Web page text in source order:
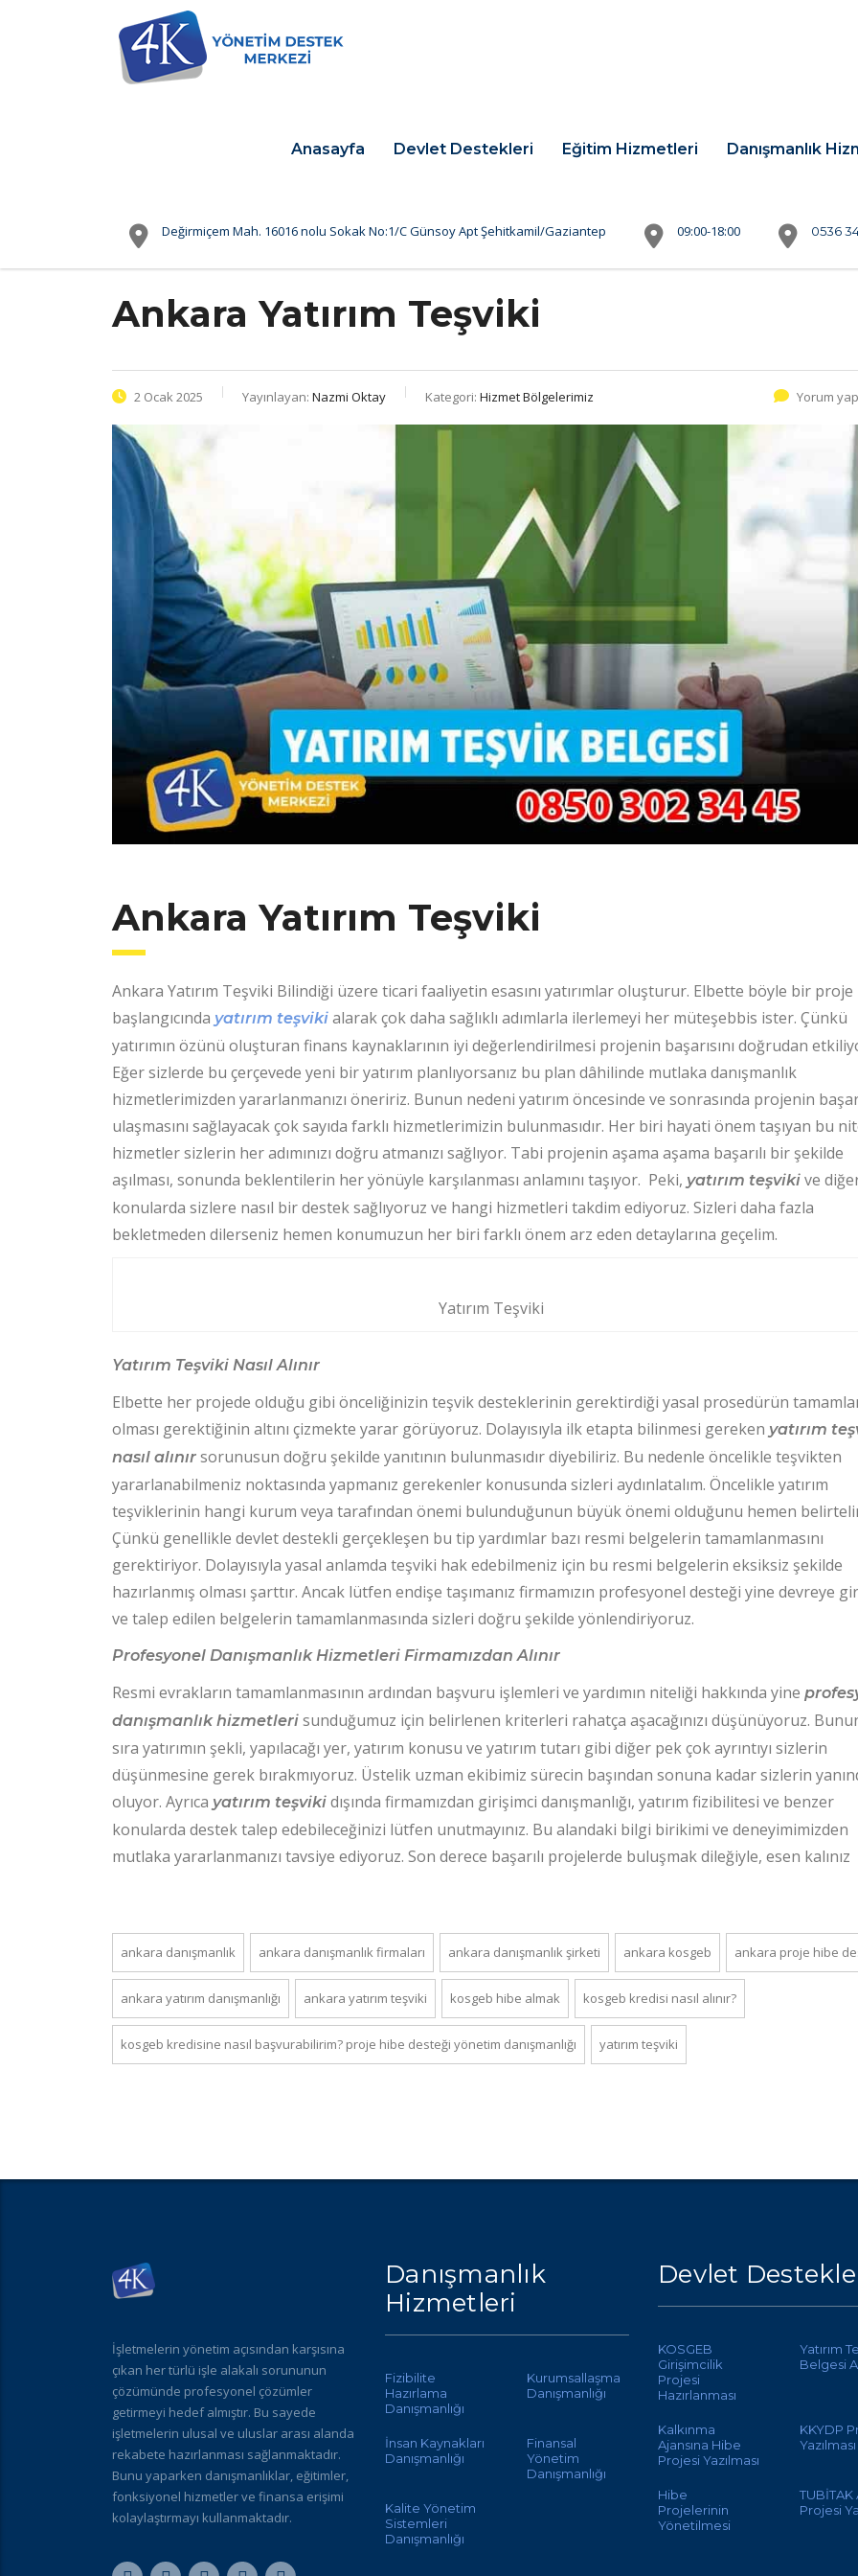
Anasayfa Devlet Destekleri Eğitim Hizmetleri Danışmanlık
Değirmiçem Mah. 16016 nolu Sokak No:1/C Günsoy Apt Şehitkamil/Gaziantep 09:00-18:00 0536
Ankara Yatırım Teşviki
2 Ocak 2025 Yayınlayan: Nazmi Oktay Kategori: Hizmet Bölgelerimiz Yorum
Ankara Yatırım Teşviki
Ankara Yatırım Teşviki Bilindiği üzere ticari faaliyetin esasını yatırımlar oluşturur. Elbette böyle bir proje
başlangıcında yatırım teşviki alarak çok daha sağlıklı adımlarla ilerlemeyi her müteşebbis ister. Çünkü
yatırımın özünü oluşturan finans kaynaklarının iyi değerlendirilmesi projenin başarısını doğrudan
Eğer sizlerde bu çerçevede yeni bir yatırım planlıyorsanız bu plan dâhilinde mutlaka danışmanlık
hizmetlerimizden yararlanmanızı öneririz. Bunun nedeni yatırım öncesinde ve sonrasında projenin
ulaşmasını sağlayacak çok sayıda farklı hizmetlerimizin bulunmasıdır. Her biri hayati önem taşıyan bu
hizmetler sizlerin her adımınızı doğru atmanızı sağlıyor. Tabi projenin aşama aşama başarılı bir şekilde
aşılması, sonunda beklentilerin her yönüyle karşılanması anlamını taşıyor. Peki, yatırım teşviki ve
konularda sizlere nasıl bir destek sağlıyoruz ve hangi hizmetleri takdim ediyoruz. Sizleri daha fazla
bekletmeden dilerseniz hemen konumuzun her biri farklı önem arz eden detaylarına geçelim.
Yatırım Teşviki
Yatırım Teşviki Nasıl Alınır
Elbette her projede olduğu gibi önceliğinizin teşvik desteklerinin gerektirdiği yasal prosedürün
olması gerektiğinin altını çizmekte yarar görüyoruz. Dolayısıyla ilk etapta bilinmesi gereken yatırım
nasıl alınır sorunusun doğru şekilde yanıtının bulunmasıdır diyebiliriz. Bu nedenle öncelikle teşvikten
yararlanabilmeniz noktasında yapmanız gerekenler konusunda sizleri aydınlatalım. Öncelikle yatırım
teşviklerinin hangi kurum veya tarafından önemi bulunduğunun büyük önemi olduğunu hemen
Çünkü genellikle devlet destekli gerçekleşen bu tip yardımlar bazı resmi belgelerin tamamlanmasını
gerektiriyor. Dolayısıyla yasal anlamda teşviki hak edebilmeniz için bu resmi belgelerin eksiksiz şekilde
hazırlanmış olması şarttır. Ancak lütfen endişe taşımanız firmamızın profesyonel desteği yine devreye
ve talep edilen belgelerin tamamlanmasında sizleri doğru şekilde yönlendiriyoruz.
Profesyonel Danışmanlık Hizmetleri Firmamızdan Alınır
Resmi evrakların tamamlanmasının ardından başvuru işlemleri ve yardımın niteliği hakkında yine
danışmanlık hizmetleri sunduğumuz için belirlenen kriterleri rahatça aşacağınızı düşünüyoruz.
sıra yatırımın şekli, yapılacağı yer, yatırım konusu ve yatırım tutarı gibi diğer pek çok ayrıntıyı sizlerin
düşünmesine gerek bırakmıyoruz. Üstelik uzman ekibimiz sürecin başından sonuna kadar sizlerin
oluyor. Ayrıca yatırım teşviki dışında firmamızdan girişimci danışmanlığı, yatırım fizibilitesi ve benzer
konularda destek talep edebileceğinizi lütfen unutmayınız. Bu alandaki bilgi birikimi ve deneyimimizden
mutlaka yararlanmanızı tavsiye ediyoruz. Son derece başarılı projelerde buluşmak dileğiyle, esen kalınız
ankara danışmanlık ankara danışmanlık firmaları ankara danışmanlık şirketi ankara kosgeb ankara proje hibe
ankara yatırım danışmanlığı ankara yatırım teşviki kosgeb hibe almak kosgeb kredisi nasıl alınır?
kosgeb kredisine nasıl başvurabilirim? proje hibe desteği yönetim danışmanlığı yatırım teşviki
İşletmelerin yönetim açısından karşısına
çıkan her türlü işle alakalı sorununun
çözümünde profesyonel çözümler
getirmeyi hedef almıştır. Bu sayede
işletmelerin ulusal ve uluslar arası alanda
rekabete hazırlanması sağlanmaktadır.
Bunu yaparken danışmanlıklar, eğitimler,
fonksiyonel hizmetler ve finansa erişimi
kolaylaştırmayı kullanmaktadır.
Danışmanlık
Hizmetleri
Fizibilite
Hazırlama
Danışmanlığı
Kurumsallaşma
Danışmanlığı
İnsan Kaynakları
Danışmanlığı
Finansal
Yönetim
Danışmanlığı
Kalite Yönetim
Sistemleri
Danışmanlığı
Devlet
KOSGEB
Girişimcilik
Projesi
Hazırlanması
Yatırım
Belgesi
Kalkınma
Ajansına Hibe
Projesi Yazılması
KKYDP
Yazılması
Hibe
Projelerinin
Yönetilmesi
TUBİTAK
Projesi